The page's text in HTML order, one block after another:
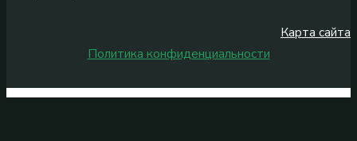
Карта сайта
Политика конфиденциальности